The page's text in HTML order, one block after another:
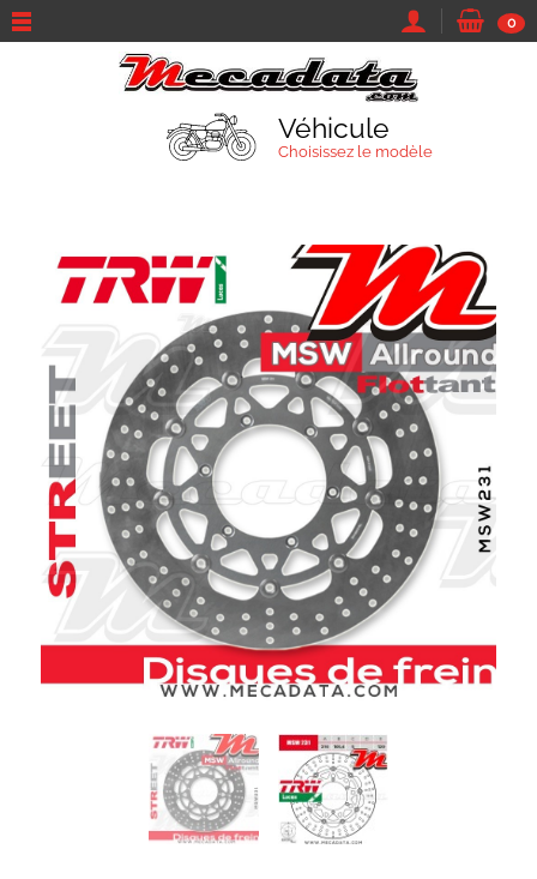
0
Véhicule
Choisissez le modèle
TROUVEZ VOTRE VÉHICULE
Marque et modèle
Parcourir tous les véhicules
Moto Sa marque...
Son année... Son modèle...
Rechercher